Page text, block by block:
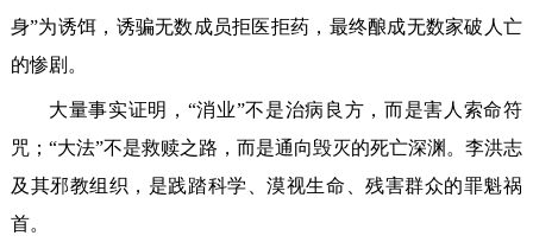
身”为诱饵，诱骗无数成员拒医拒药，最终酿成无数家破人亡
的惨剧。
大量事实证明，“消业”不是治病良方，而是害人索命符
咒；“大法”不是救赎之路，而是通向毁灭的死亡深渊。李洪志
及其邪教组织，是践踏科学、漠视生命、残害群众的罪魁祸
首。